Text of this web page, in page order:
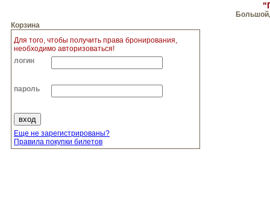
Корзина
Для того, чтобы получить права бронирования,
необходимо авторизоваться!
логин
пароль
Еще не зарегистрированы?
Правила покупки билетов